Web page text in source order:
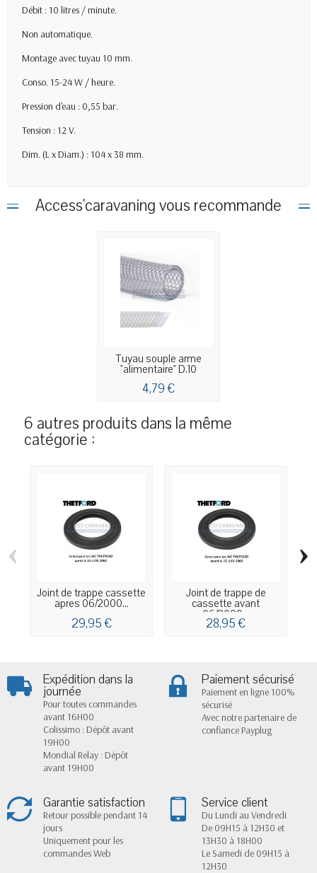
Débit : 10 litres / minute.
Non automatique.
Montage avec tuyau 10 mm.
Conso. 15-24 W / heure.
Pression d'eau : 0,55 bar.
Tension : 12 V.
Dim. (L x Diam.) : 104 x 38 mm.
Access'caravaning vous recommande
Tuyau souple arme
"alimentaire" D.10
4,79 €
6 autres produits dans la même
catégorie :
Joint de trappe cassette
apres 06/2000...
29,95 €
Joint de trappe de
cassette avant
06/2000...
28,95 €
‹ ›
Expédition dans la
journée
Pour toutes commandes
avant 16H00
Colissimo : Dépôt avant
19H00
Mondial Relay : Dépôt
avant 19H00
Paiement sécurisé
Paiement en ligne 100%
sécurisé
Avec notre partenaire de
confiance Payplug
Garantie satisfaction
Retour possible pendant 14
jours
Uniquement pour les
commandes Web
Service client
Du Lundi au Vendredi
De 09H15 à 12H30 et
13H30 à 18H00
Le Samedi de 09H15 à
12H30